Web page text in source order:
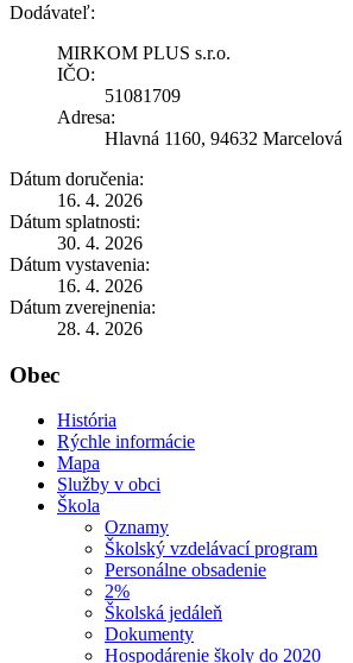
Dodávateľ:
MIRKOM PLUS s.r.o.
IČO:
51081709
Adresa:
Hlavná 1160, 94632 Marcelová
Dátum doručenia:
16. 4. 2026
Dátum splatnosti:
30. 4. 2026
Dátum vystavenia:
16. 4. 2026
Dátum zverejnenia:
28. 4. 2026
Obec
História
Rýchle informácie
Mapa
Služby v obci
Škola
Oznamy
Školský vzdelávací program
Personálne obsadenie
2%
Školská jedáleň
Dokumenty
Hospodárenie školy do 2020